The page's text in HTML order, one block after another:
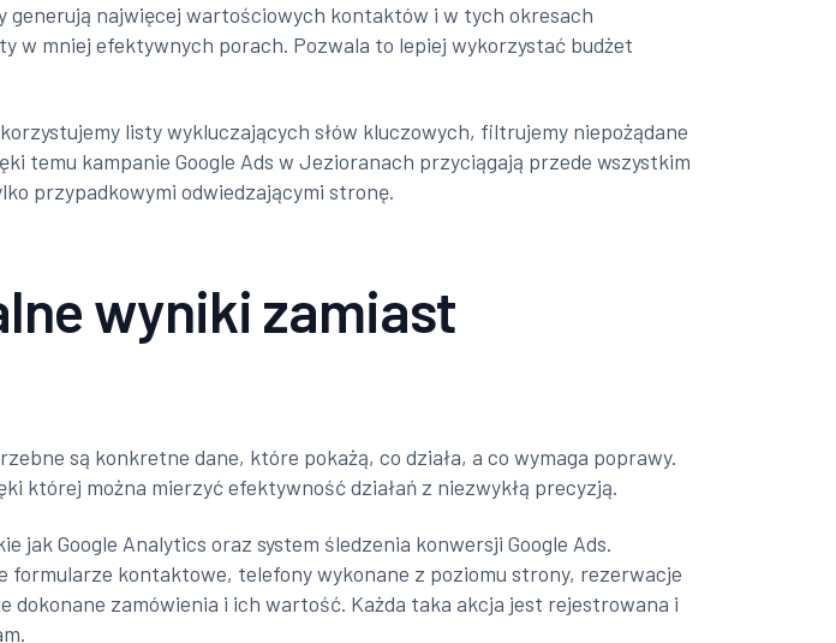
generują najwięcej wartościowych kontaktów i w tych okresach
w mniej efektywnych porach. Pozwala to lepiej wykorzystać budżet
listy wykluczających słów kluczowych, filtrujemy niepożądane
temu kampanie Google Ads w Jezioranach przyciągają przede wszystkim
przypadkowymi odwiedzającymi stronę.
wyniki zamiast
są konkretne dane, które pokażą, co działa, a co wymaga poprawy.
której można mierzyć efektywność działań z niezwykłą precyzją.
Google Analytics oraz system śledzenia konwersji Google Ads.
kontaktowe, telefony wykonane z poziomu strony, rezerwacje
zamówienia i ich wartość. Każda taka akcja jest rejestrowana i